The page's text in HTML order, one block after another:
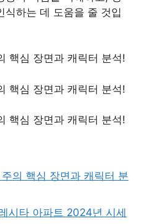
식하는 데 도움을 줄 것입
핵심 장면과 캐릭터 분석!
핵심 장면과 캐릭터 분석!
핵심 장면과 캐릭터 분석!
의 핵심 장면과 캐릭터 분
시타 아파트 2024년 시세